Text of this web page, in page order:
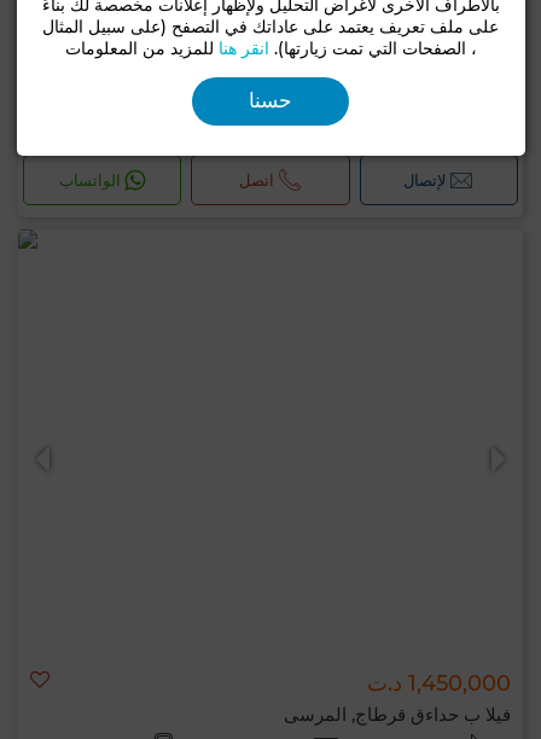
1,900,000 د.ت
فيلا ب حداءق قرطاج, المرسى
لإتصال اتصل الواتساب
1,450,000 د.ت
فيلا ب حداءق قرطاج, المرسى
بالأطراف الأخرى لأغراض التحليل ولإظهار إعلانات مخصصة لك بناءً
على ملف تعريف يعتمد على عاداتك في التصفح (على سبيل المثال
، الصفحات التي تمت زيارتها). انقر هنا للمزيد من المعلومات
حسنا